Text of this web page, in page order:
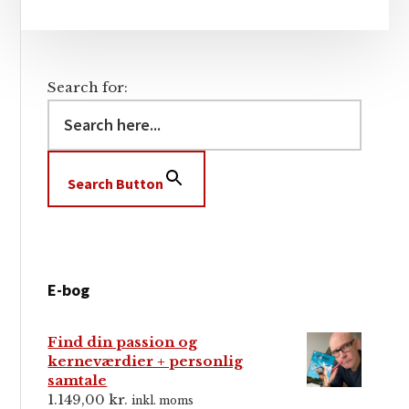
Search for:
Search Button
E-bog
Find din passion og
kerneværdier + personlig
samtale
1.149,00kr. inkl. moms